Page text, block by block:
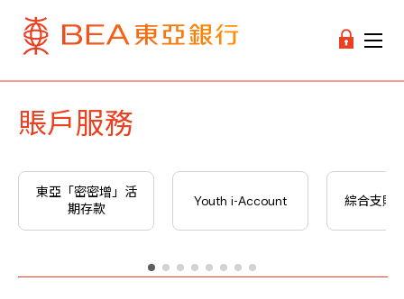
賬戶服務
東亞「密密增」活
期存款
Youth i-Account 綜合支賬